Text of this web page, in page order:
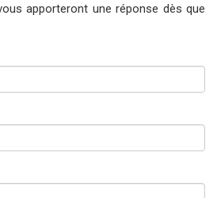
apporteront une réponse dès que